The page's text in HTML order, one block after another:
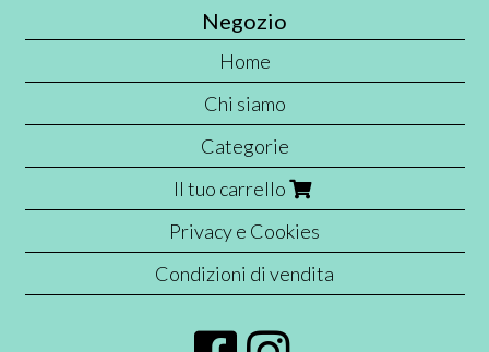
Negozio
Home
Chi siamo
Categorie
Il tuo carrello
Privacy e Cookies
Condizioni di vendita